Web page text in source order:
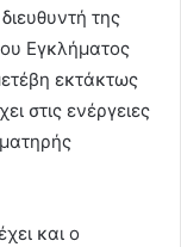
της
Εγκλήματος
εκτάκτως
στις ενέργειες
και ο